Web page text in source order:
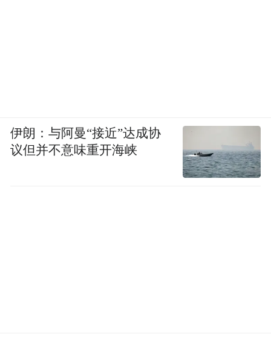
伊朗：与阿曼“接近”达成协
议但并不意味重开海峡